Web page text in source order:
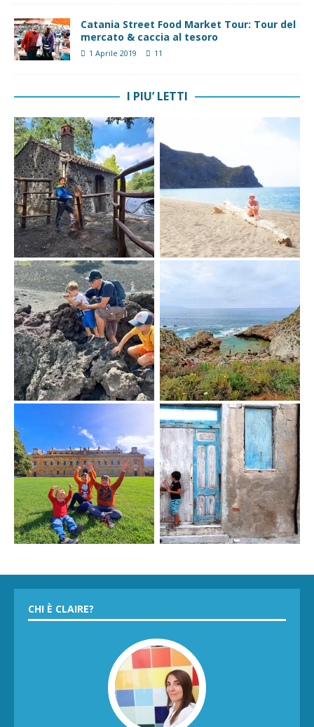
Catania Street Food Market Tour: Tour del
mercato & caccia al tesoro
1 Aprile 2019 11
I PIU’ LETTI
CHI È CLAIRE?